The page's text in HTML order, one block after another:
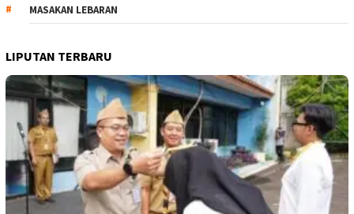
MASAKAN LEBARAN
LIPUTAN TERBARU